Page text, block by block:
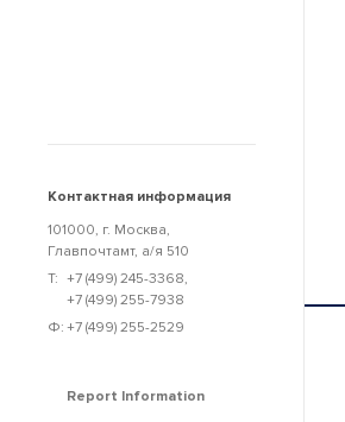
Контактная информация
101000, г. Москва,
Главпочтамт, а/я 510
Т: +7 (499) 245-3368,
+7 (499) 255-7938
Ф: +7 (499) 255-2529
Report Information